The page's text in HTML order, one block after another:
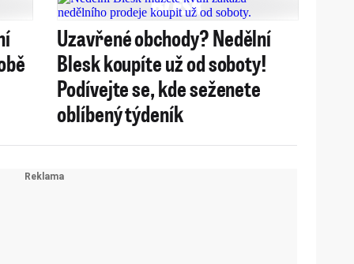
Uzavřené obchody? Nedělní
Blesk koupíte už od soboty!
Podívejte se, kde seženete
oblíbený týdeník